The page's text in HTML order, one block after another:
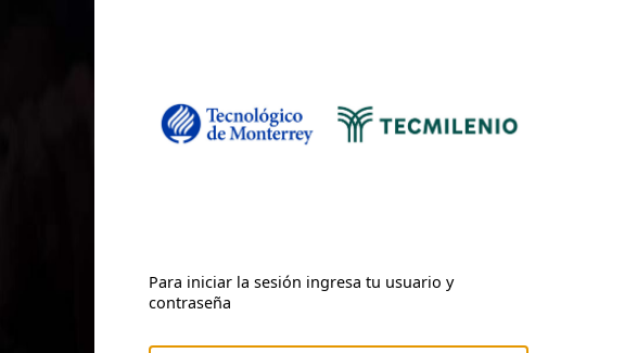
Para iniciar la sesión ingresa tu usuario y
contraseña